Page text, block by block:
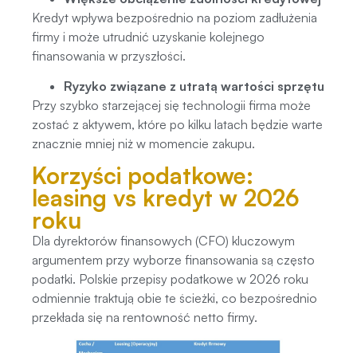
Kredyt wpływa bezpośrednio na poziom zadłużenia
firmy i może utrudnić uzyskanie kolejnego
finansowania w przyszłości.
Ryzyko związane z utratą wartości sprzętu
Przy szybko starzejącej się technologii firma może
zostać z aktywem, które po kilku latach będzie warte
znacznie mniej niż w momencie zakupu.
Korzyści podatkowe:
leasing vs kredyt w 2026
roku
Dla dyrektorów finansowych (CFO) kluczowym
argumentem przy wyborze finansowania są często
podatki. Polskie przepisy podatkowe w 2026 roku
odmiennie traktują obie te ścieżki, co bezpośrednio
przekłada się na rentowność netto firmy.